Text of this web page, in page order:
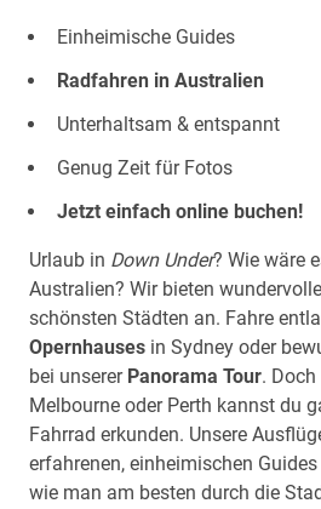
Einheimische Guides
Radfahren in Australien
Unterhaltsam & entspannt
Genug Zeit für Fotos
Jetzt einfach online buchen!
Urlaub in Down Under? Wie wäre
Australien? Wir bieten
schönsten Städten an. Fahre
Opernhauses in Sydney oder
bei unserer Panorama Tour.
Melbourne oder Perth kannst du
Fahrrad erkunden. Unsere
erfahrenen, einheimischen
wie man am besten durch die